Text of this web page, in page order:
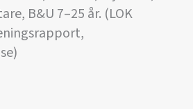
B&U 7–25 år. (LOK